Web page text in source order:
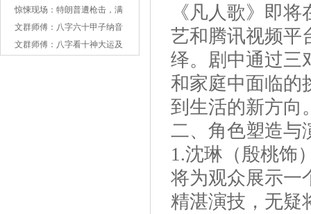
何化解？
治及按摩🦶手法
惊悚现场：特朗普遭枪击，满
脸是血
文群师傅：八字六十甲子纳音
性情类像
文群师傅：​八字看十神大运及
《凡人歌》即
艺和腾讯视频平
绎。剧中通过三
和家庭中面临的
到生活的新方向
二、角色塑造与
1.沈琳（殷桃饰
将为观众展示一
精湛演技，无疑